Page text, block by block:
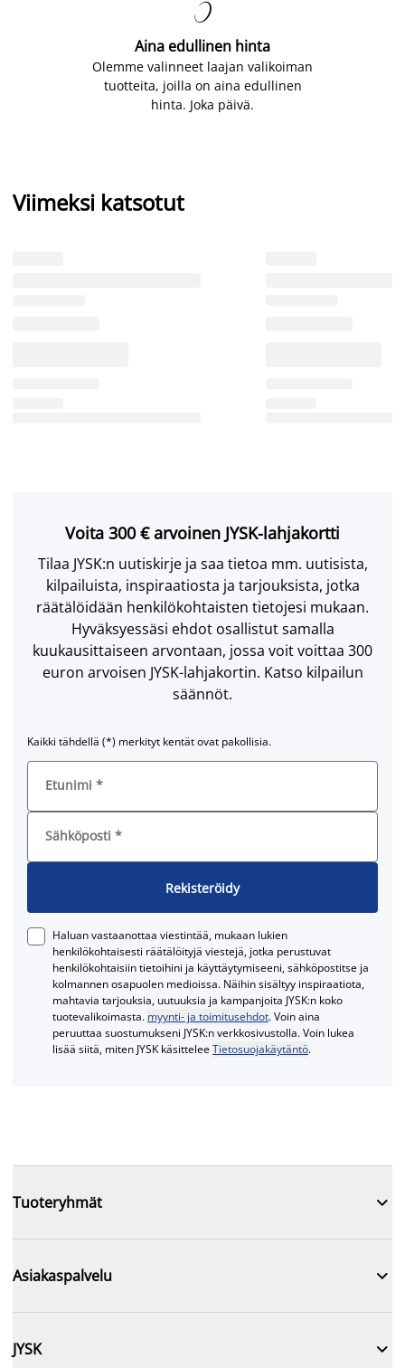

Aina edullinen hinta
Olemme valinneet laajan valikoiman
tuotteita, joilla on aina edullinen
hinta. Joka päivä.
Viimeksi katsotut
Voita 300 € arvoinen JYSK-lahjakortti
Tilaa JYSK:n uutiskirje ja saa tietoa mm. uutisista,
kilpailuista, inspiraatiosta ja tarjouksista, jotka
räätälöidään henkilökohtaisten tietojesi mukaan.
Hyväksyessäsi ehdot osallistut samalla
kuukausittaiseen arvontaan, jossa voit voittaa 300
euron arvoisen JYSK-lahjakortin. Katso kilpailun
säännöt.
Kaikki tähdellä (*) merkityt kentät ovat pakollisia.
Etunimi *
Sähköposti *
Rekisteröidy
Haluan vastaanottaa viestintää, mukaan lukien
henkilökohtaisesti räätälöityjä viestejä, jotka perustuvat
henkilökohtaisiin tietoihini ja käyttäytymiseeni, sähköpostitse ja
kolmannen osapuolen medioissa. Näihin sisältyy inspiraatiota,
mahtavia tarjouksia, uutuuksia ja kampanjoita JYSK:n koko
tuotevalikoimasta. myynti- ja toimitusehdot. Voin aina
peruuttaa suostumukseni JYSK:n verkkosivustolla. Voin lukea
lisää siitä, miten JYSK käsitteleeTietosuojakäytäntö.
Tuoteryhmät 
Asiakaspalvelu 
JYSK 